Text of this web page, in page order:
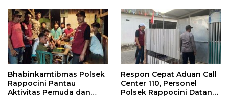
Bhabinkamtibmas Polsek
Rappocini Pantau
Aktivitas Pemuda dan
Respon Cepat Aduan Call
Center 110, Personel
Polsek Rappocini Datangi